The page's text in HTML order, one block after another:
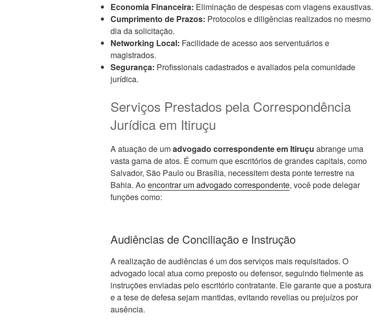
Economia Financeira: Eliminação de despesas com viagens exaustivas.
Cumprimento de Prazos: Protocolos e diligências realizados no mesmo
dia da solicitação.
Networking Local: Facilidade de acesso aos serventuários e
magistrados.
Segurança: Profissionais cadastrados e avaliados pela comunidade
jurídica.
Serviços Prestados pela Correspondência
Jurídica em Itiruçu
A atuação de umadvogado correspondente em Itiruçu abrange uma
vasta gama de atos. É comum que escritórios de grandes capitais, como
Salvador, São Paulo ou Brasília, necessitem desta ponte terrestre na
Bahia. Aoencontrar um advogado correspondente, você pode delegar
funções como:
Audiências de Conciliação e Instrução
A realização de audiências é um dos serviços mais requisitados. O
advogado local atua como preposto ou defensor, seguindo fielmente as
instruções enviadas pelo escritório contratante. Ele garante que a postura
e a tese de defesa sejam mantidas, evitando revelias ou prejuízos por
ausência.